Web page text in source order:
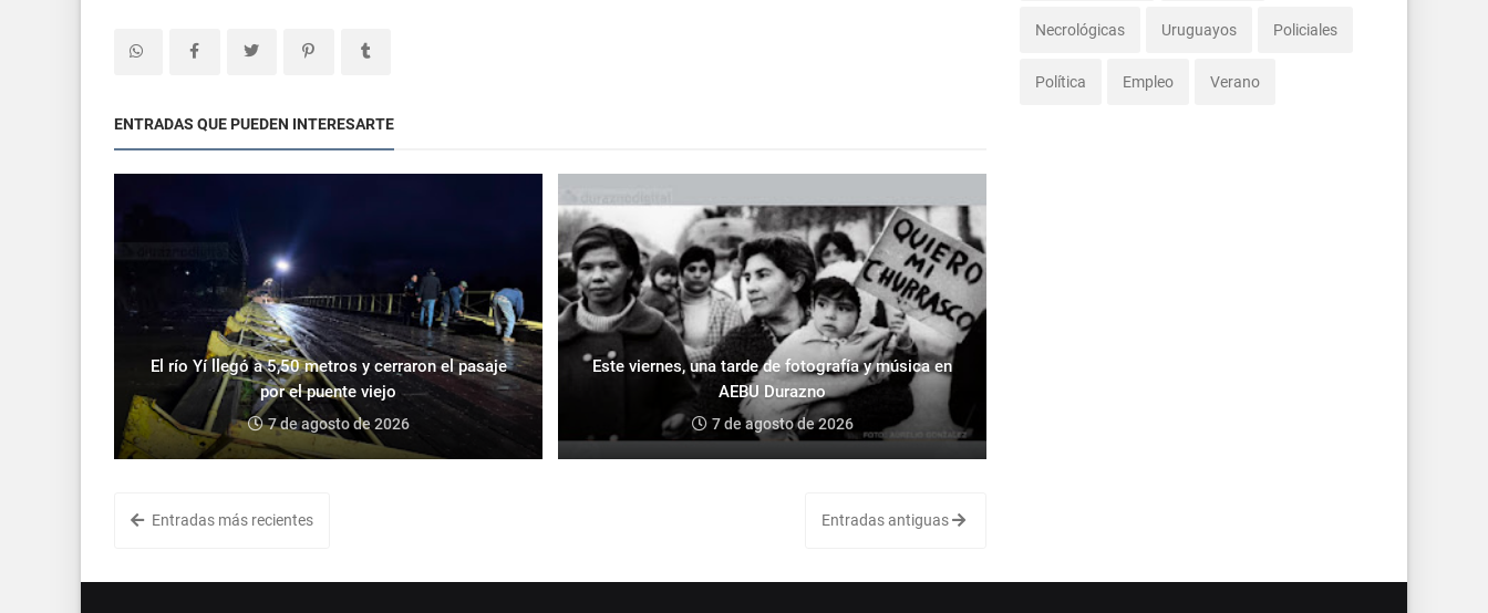
ENTRADAS QUE PUEDEN INTERESARTE
El río Yí llegó a 5,50 metros y cerraron el pasaje
por el puente viejo
7 de agosto de 2026
Este viernes, una tarde de fotografía y música en
AEBU Durazno
7 de agosto de 2026
Entradas más recientes Entradas antiguas
Necrológicas Uruguayos Policiales
Política Empleo Verano